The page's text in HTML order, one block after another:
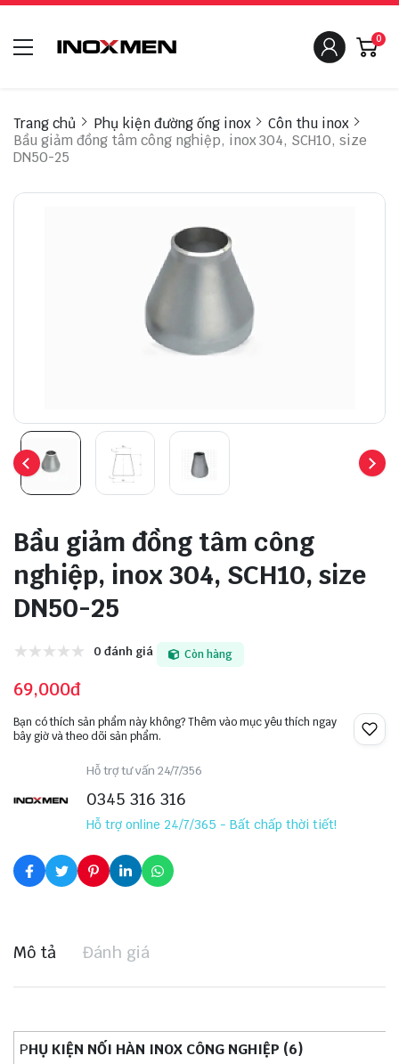
0
Trang chủ Phụ kiện đường ống inox
Côn thu inox
Bầu giảm đồng tâm công nghiệp, inox 304, SCH10, size
DN50-25
Bầu giảm đồng tâm công
nghiệp, inox 304, SCH10, size
DN50-25
0 đánh giá Còn hàng
69,000đ
Bạn có thích sản phẩm này không? Thêm vào mục yêu thích ngay
bây giờ và theo dõi sản phẩm.
Hỗ trợ tư vấn 24/7/356
0345 316 316
Hỗ trợ online 24/7/365 - Bất chấp thời tiết!
Mô tả Đánh giá
PHỤ KIỆN NỐI HÀN INOX CÔNG NGHIỆP (6)